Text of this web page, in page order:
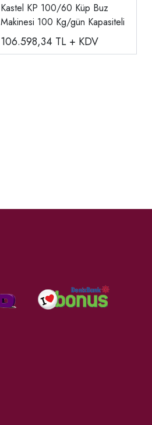
Kastel KP 100/60 Küp Buz
Makinesi 100 Kg/gün Kapasiteli
106.598,34 TL + KDV